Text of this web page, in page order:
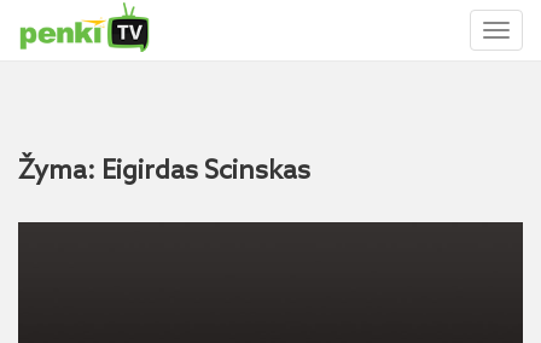
Žyma: Eigirdas Scinskas